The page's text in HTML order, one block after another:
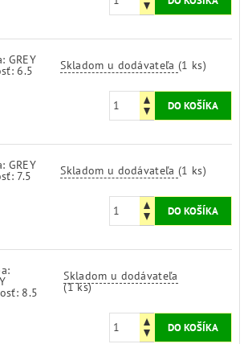
GREY
6.5 Skladom u dodávateľa(1 ks)
GREY
7.5 Skladom u dodávateľa(1 ks)
8.5
Skladom u dodávateľa
(1 ks)